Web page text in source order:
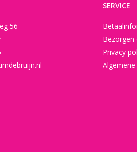
56
SERVICE
Bezorgen
Privacy